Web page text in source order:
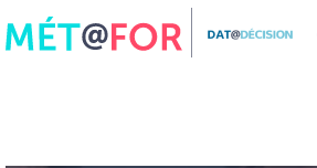
Panneau de gestion des cookies